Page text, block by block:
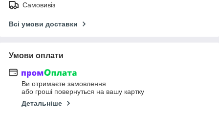
Самовивіз
Всі умови доставки
Умови оплати
Ви отримаєте замовлення
або гроші повернуться на вашу картку
Детальніше